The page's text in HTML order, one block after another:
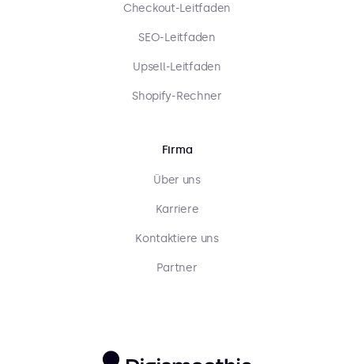
Checkout-Leitfaden
SEO-Leitfaden
Upsell-Leitfaden
Shopify-Rechner
Firma
Über uns
Karriere
Kontaktiere uns
Partner